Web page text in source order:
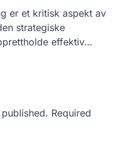
er et kritisk aspekt av
strategiske
effektiv…
Required